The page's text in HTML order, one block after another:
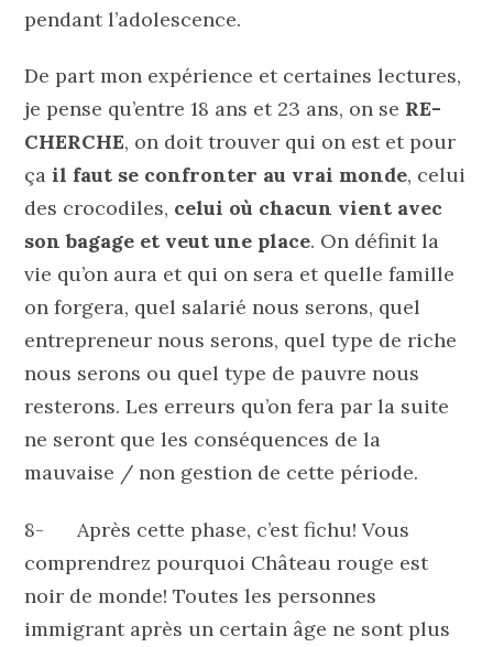
pendant l’adolescence.
De part mon expérience et certaines lectures,
je pense qu’entre 18 ans et 23 ans, on se RE-
CHERCHE, on doit trouver qui on est et pour
çail faut se confronter au vrai monde, celui
des crocodiles, celui où chacun vient avec
son bagage et veut une place. On définit la
vie qu’on aura et qui on sera et quelle famille
on forgera, quel salarié nous serons, quel
entrepreneur nous serons, quel type de riche
nous serons ou quel type de pauvre nous
resterons. Les erreurs qu’on fera par la suite
ne seront que les conséquences de la
mauvaise / non gestion de cette période.
8- Après cette phase, c’est fichu! Vous
comprendrez pourquoi Château rouge est
noir de monde! Toutes les personnes
immigrant après un certain âge ne sont plus